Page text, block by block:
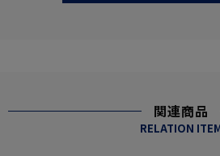
関連商品
RELATION